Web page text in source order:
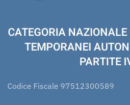
CATEGORIA
TEMPORANEI
PARTITE
Codice Fiscale 97512300589